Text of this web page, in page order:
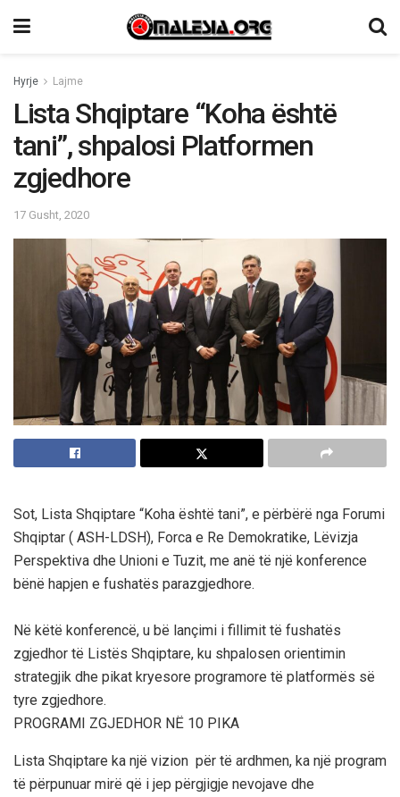
Hyrje Lajme
Lista Shqiptare “Koha është
tani”, shpalosi Platformen
zgjedhore
17 Gusht, 2020
Sot, Lista Shqiptare “Koha është tani”, e përbërë nga Forumi
Shqiptar ( ASH-LDSH), Forca e Re Demokratike, Lëvizja
Perspektiva dhe Unioni e Tuzit, me anë të një konference
bënë hapjen e fushatës parazgjedhore.
Në këtë konferencë, u bë lançimi i fillimit të fushatës
zgjedhor të Listës Shqiptare, ku shpalosen orientimin
strategjik dhe pikat kryesore programore të platformës së
tyre zgjedhore.
PROGRAMI ZGJEDHOR NË 10 PIKA
Lista Shqiptare ka një vizion për të ardhmen, ka një program
të përpunuar mirë që i jep përgjigje nevojave dhe